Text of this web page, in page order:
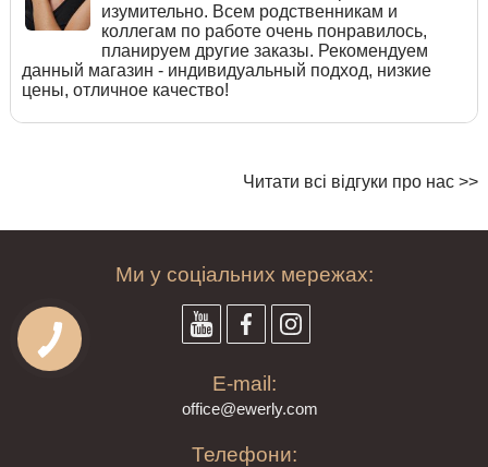
изумительно. Всем родственникам и
коллегам по работе очень понравилось,
планируем другие заказы. Рекомендуем
данный магазин - индивидуальный подход, низкие
цены, отличное качество!
Читати всі відгуки про нас >>
Ми у соціальних мережах:
E-mail:
office@ewerly.com
Телефони: